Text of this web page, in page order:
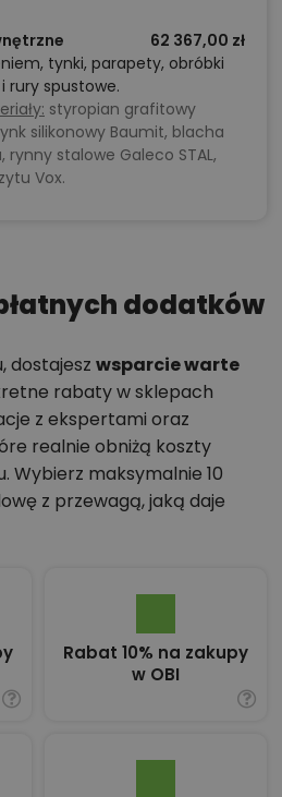
62 367,00 zł
tynki, parapety, obróbki
rury spustowe.
styropian grafitowy
silikonowy Baumit, blacha
rynny stalowe Galeco STAL,
Vox.
dodatków
dostajesz wsparcie warte
rabaty w sklepach
z ekspertami oraz
realnie obniżą koszty
Wybierz maksymalnie 10
z przewagą, jaką daje
Rabat 10% na zakupy
w OBI